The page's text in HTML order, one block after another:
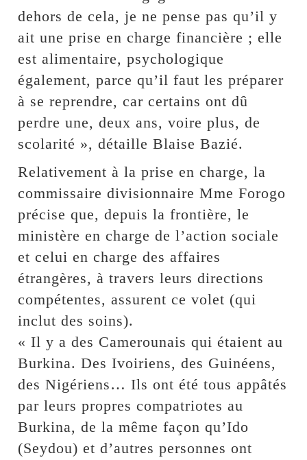
dehors de cela, je ne pense pas qu’il y
ait une prise en charge financière ; elle
est alimentaire, psychologique
également, parce qu’il faut les préparer
à se reprendre, car certains ont dû
perdre une, deux ans, voire plus, de
scolarité », détaille Blaise Bazié.
Relativement à la prise en charge, la
commissaire divisionnaire Mme Forogo
précise que, depuis la frontière, le
ministère en charge de l’action sociale
et celui en charge des affaires
étrangères, à travers leurs directions
compétentes, assurent ce volet (qui
inclut des soins).
« Il y a des Camerounais qui étaient au
Burkina. Des Ivoiriens, des Guinéens,
des Nigériens… Ils ont été tous appâtés
par leurs propres compatriotes au
Burkina, de la même façon qu’Ido
(Seydou) et d’autres personnes ont